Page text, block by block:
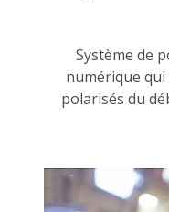
Système de
numérique
polarisés du